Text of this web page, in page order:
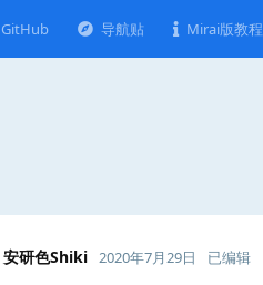
GitHub 导航贴 Mirai版教程
安研色Shiki 2020年7月29日 已编辑